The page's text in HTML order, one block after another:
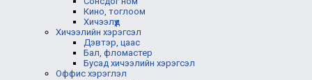
Кино, тоглоом
Хичээлүүд
Хичээлийн хэрэгсэл
Дэвтэр, цаас
Бал, фломастер
Бусад хичээлийн хэрэгсэл
Оффис хэрэглэл